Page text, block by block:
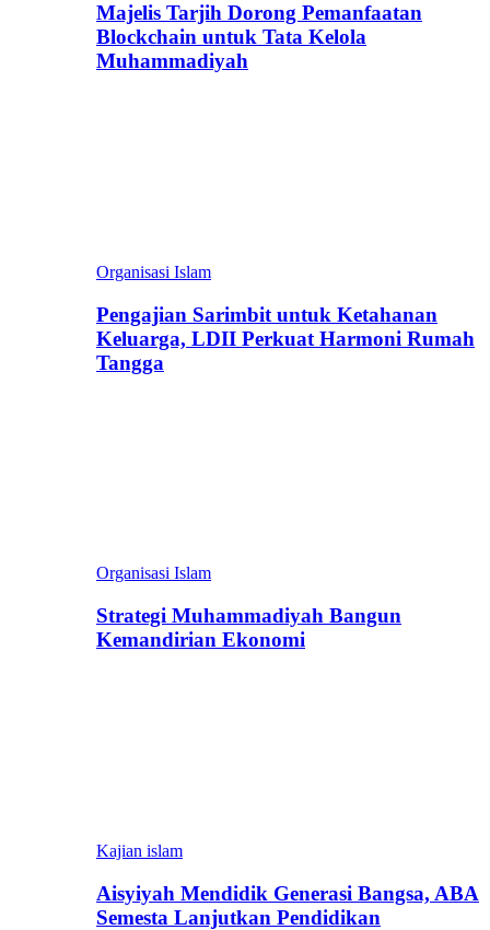
Majelis Tarjih Dorong Pemanfaatan
Blockchain untuk Tata Kelola
Muhammadiyah
Organisasi Islam
Pengajian Sarimbit untuk Ketahanan
Keluarga, LDII Perkuat Harmoni Rumah
Tangga
Organisasi Islam
Strategi Muhammadiyah Bangun
Kemandirian Ekonomi
Kajian islam
Aisyiyah Mendidik Generasi Bangsa, ABA
Semesta Lanjutkan Pendidikan